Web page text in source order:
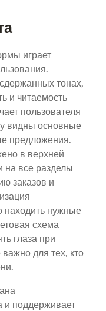
играет
тонах,
и читаемость
пользователя
видны основные
предложения.
в верхней
на все разделы
заказов и
находить нужные
схема
глаза при
для тех, кто
и поддерживает